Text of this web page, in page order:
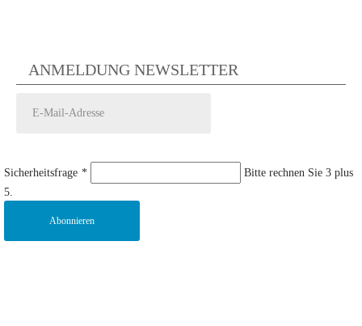
ANMELDUNG NEWSLETTER
Sicherheitsfrage *
Bitte rechnen Sie 3 plus
5.
Abonnieren